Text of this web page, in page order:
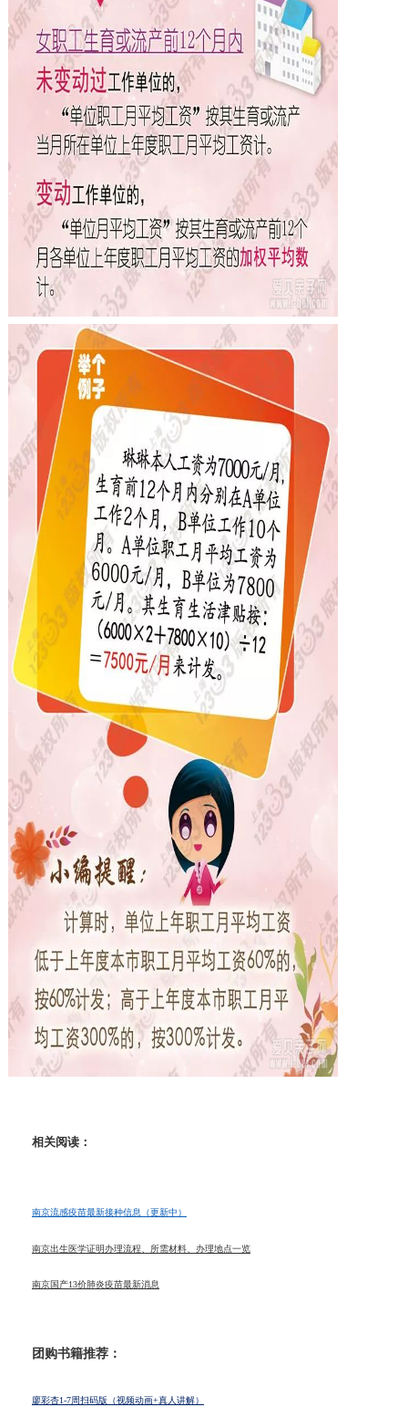
相关阅读：
南京流感疫苗最新接种信息（更新中）
南京出生医学证明办理流程、所需材料、办理地点一览
南京国产13价肺炎疫苗最新消息
团购书籍推荐：
廖彩杏1-7周扫码版（视频动画+真人讲解）